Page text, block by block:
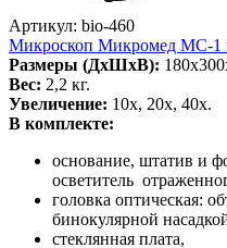
Артикул: bio-460
Микроскоп Микромед MC-1
Размеры (ДхШхВ):
Вес: 2,2 кг.
Увеличение: 10х, 20х, 40х.
В комплекте:
основание, штатив и
осветитель
головка оптическая:
бинокулярной
стеклянная плата,